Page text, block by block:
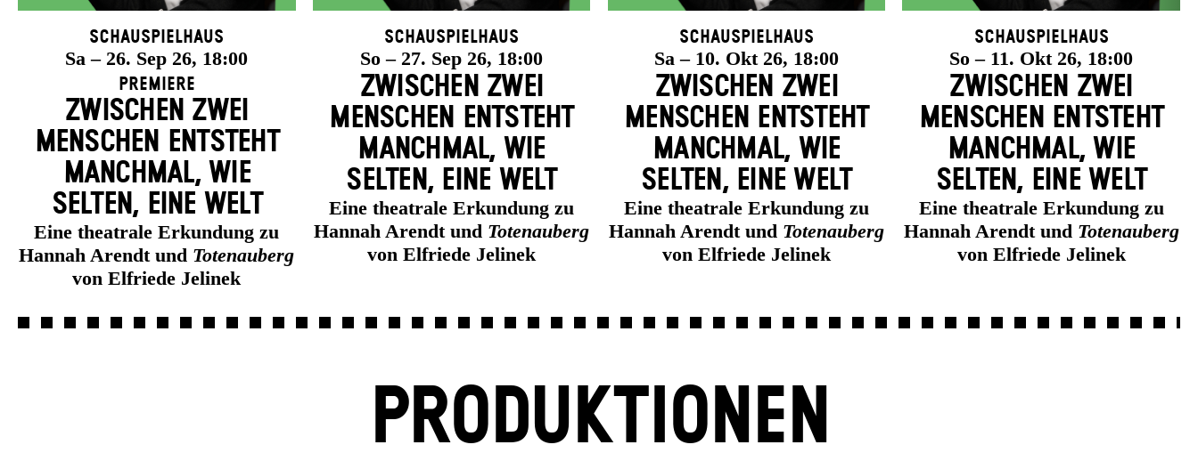
Schauspielhaus
Sa – 26. Sep 26, 18:00
Premiere
ZWISCHEN ZWEI
MENSCHEN ENT­STEHT
MANCH­MAL, WIE
SELTEN, EINE WELT
Eine theatrale Erkundung zu
Hannah Arendt und Totenauberg
von Elfriede Jelinek
Schauspielhaus
So – 27. Sep 26, 18:00
ZWISCHEN ZWEI
MENSCHEN ENT­STEHT
MANCH­MAL, WIE
SELTEN, EINE WELT
Eine theatrale Erkundung zu
Hannah Arendt und Totenauberg
von Elfriede Jelinek
Schauspielhaus
Sa – 10. Okt 26, 18:00
ZWISCHEN ZWEI
MENSCHEN ENT­STEHT
MANCH­MAL, WIE
SELTEN, EINE WELT
Eine theatrale Erkundung zu
Hannah Arendt und Totenauberg
von Elfriede Jelinek
Schauspielhaus
So – 11. Okt 26, 18:00
ZWISCHEN ZWEI
MENSCHEN ENT­STEHT
MANCH­MAL, WIE
SELTEN, EINE WELT
Eine theatrale Erkundung zu
Hannah Arendt und Totenauberg
von Elfriede Jelinek
PRODUKTIONEN